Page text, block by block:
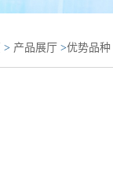
> 产品展厅 >优势品种